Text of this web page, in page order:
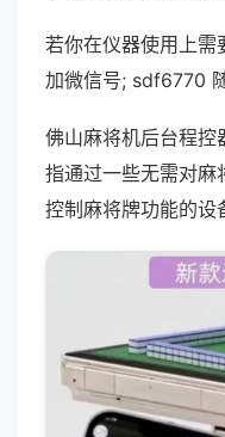
若你在仪器使用上需
加微信号; sdf6770
佛山麻将机后台程控
指通过一些无需对麻
控制麻将牌功能的设